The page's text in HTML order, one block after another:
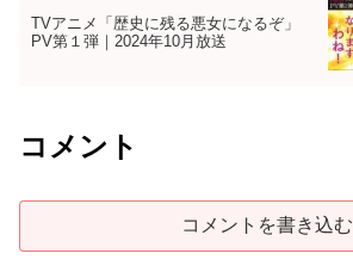
TVアニメ「歴史に残る悪女になるぞ」
PV第１弾｜2024年10月放送
コメント
コメントを書き込む